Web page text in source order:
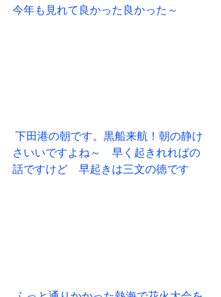
今年も見れて良かった良かった～
さいいですよね～　早く起きれればの
話ですけど　早起きは三文の徳です